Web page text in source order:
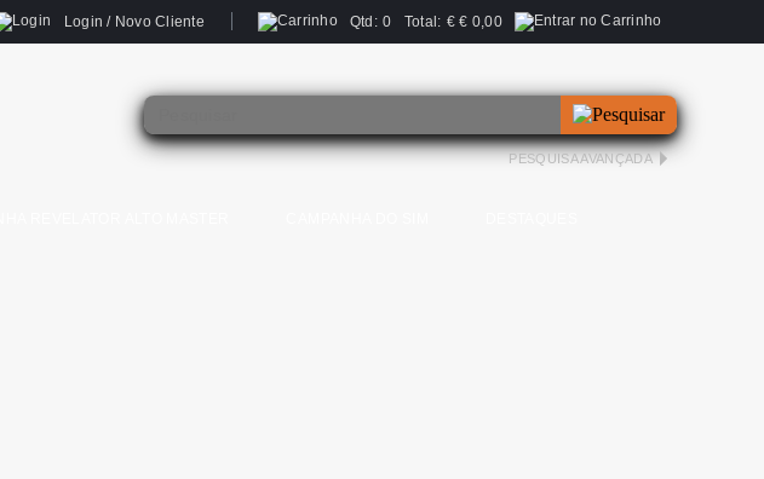
Login / Novo Cliente Qtd: 0 Total: €€ 0,00
PESQUISA AVANÇADA